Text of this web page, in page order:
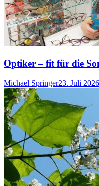
Optiker – fit für die
Michael Springer23. Juli 2026